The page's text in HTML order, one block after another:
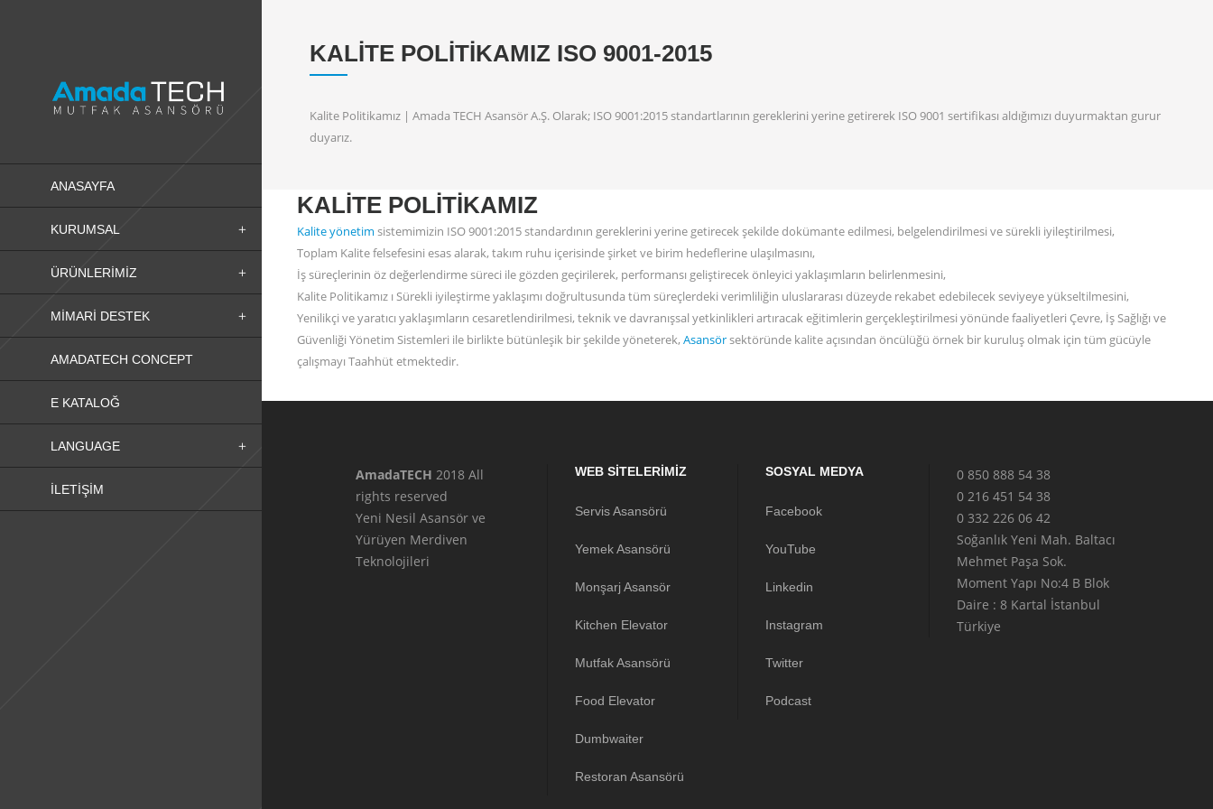
ANASAYFA
KURUMSAL
ÜRÜNLERIMIZ
MIMARI DESTEK
AMADATECH CONCEPT
E KATALOĞ
LANGUAGE
İLETIŞIM
KALITE POLITIKAMIZ ISO 9001-2015
Kalite Politikamız | Amada TECH Asansör A.Ş. Olarak; ISO 9001:2015 standartlarının gereklerini yerine getirerek ISO 9001 sertifikası aldığımızı duyurmaktan gurur
duyarız.
KALITE POLITIKAMIZ
Kalite yönetim sistemimizin ISO 9001:2015 standardının gereklerini yerine getirecek şekilde dokümante edilmesi, belgelendirilmesi ve sürekli iyileştirilmesi,
Toplam Kalite felsefesini esas alarak, takım ruhu içerisinde şirket ve birim hedeflerine ulaşılmasını,
İş süreçlerinin öz değerlendirme süreci ile gözden geçirilerek, performansı geliştirecek önleyici yaklaşımların belirlenmesini,
Kalite Politikamız ı Sürekli iyileştirme yaklaşımı doğrultusunda tüm süreçlerdeki verimliliğin uluslararası düzeyde rekabet edebilecek seviyeye yükseltilmesini,
Yenilikçi ve yaratıcı yaklaşımların cesaretlendirilmesi, teknik ve davranışsal yetkinlikleri artıracak eğitimlerin gerçekleştirilmesi yönünde faaliyetleri Çevre, İş Sağlığı ve
Güvenliği Yönetim Sistemleri ile birlikte bütünleşik bir şekilde yöneterek,Asansörsektöründe kalite açısından öncülüğü örnek bir kuruluş olmak için tüm gücüyle
çalışmayı Taahhüt etmektedir.
AmadaTECH 2018 All
rights reserved
Yeni Nesil Asansör ve
Yürüyen Merdiven
Teknolojileri
WEB SİTELERİMİZ
Servis Asansörü
Yemek Asansörü
Monşarj Asansör
Kitchen Elevator
Mutfak Asansörü
Food Elevator
Dumbwaiter
Restoran Asansörü
SOSYAL MEDYA
Facebook
YouTube
Linkedin
Instagram
Twitter
Podcast
0 850 888 54 38
0 216 451 54 38
0 332 226 06 42
Soğanlık Yeni Mah. Baltacı
Mehmet Paşa Sok.
Moment Yapı No:4 B Blok
Daire : 8 Kartal İstanbul
Türkiye